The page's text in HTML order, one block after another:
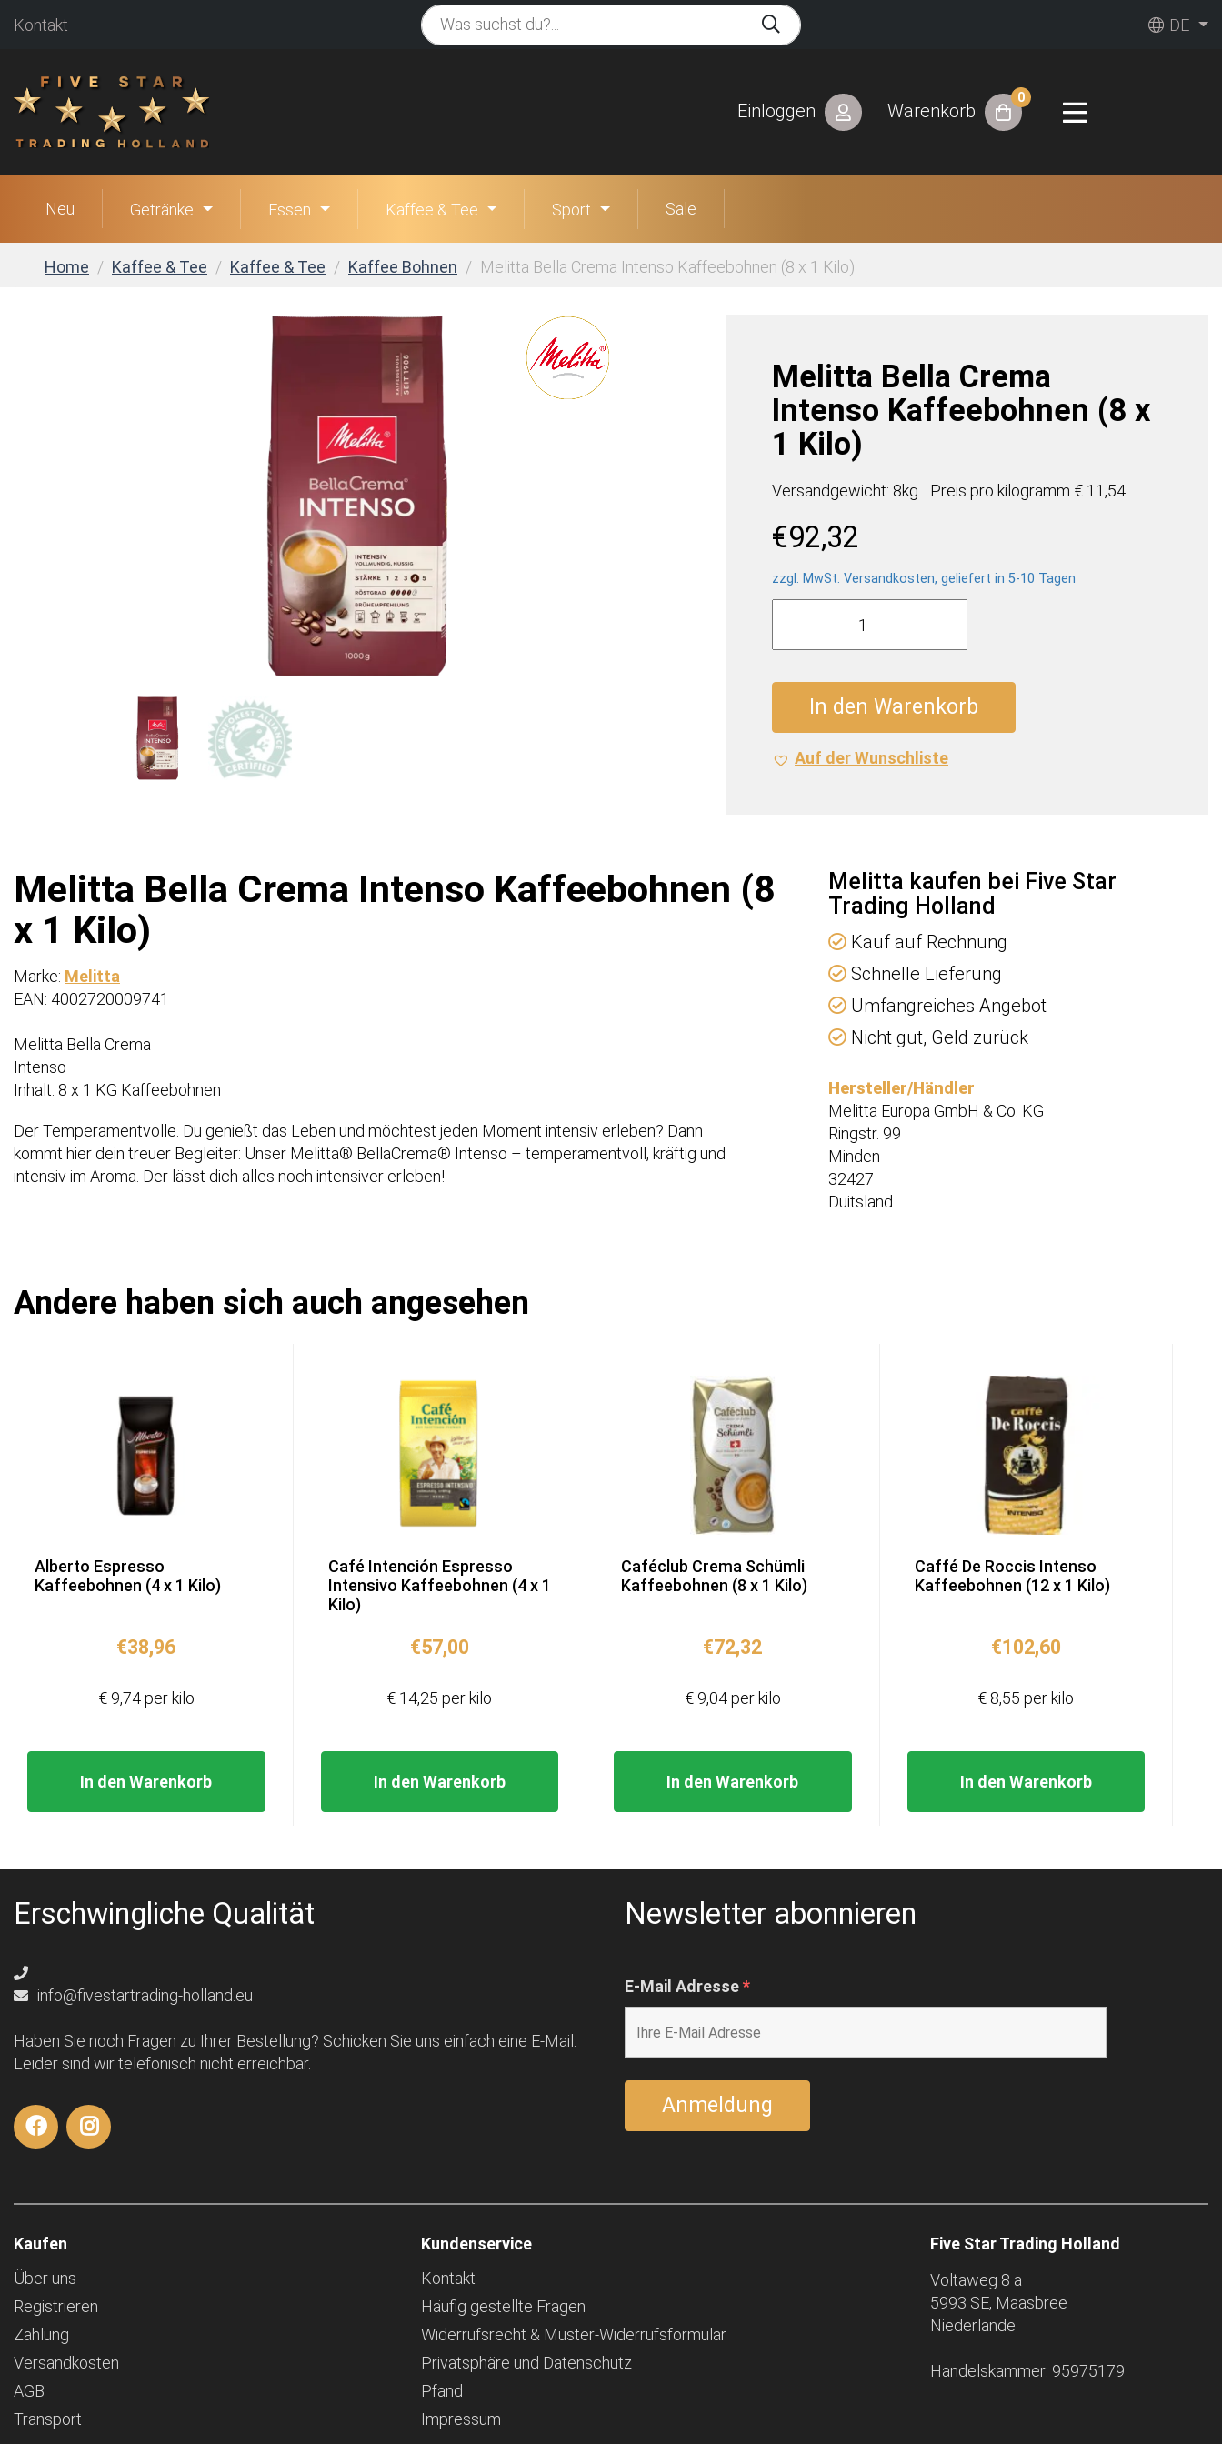
Kontakt DE
Einloggen Warenkorb
0
Neu Getränke Essen Kaffee & Tee Sport Sale
Home Kaffee & Tee Kaffee & Tee Kaffee Bohnen Melitta Bella Crema Intenso Kaffeebohnen (8 x 1 Kilo)
Melitta Bella Crema
Intenso Kaffeebohnen (8 x
1 Kilo)
Versandgewicht: 8kg Preis pro kilogramm € 11,54
€92,32
zzgl. MwSt. Versandkosten, geliefert in 5-10 Tagen
Melitta
Crema
x
1
In den Warenkorb
Auf der Wunschliste
Melitta Bella Crema Intenso Kaffeebohnen (8
x 1 Kilo)
Marke: Melitta
EAN: 4002720009741
Melitta Bella Crema
Intenso
Inhalt: 8 x 1 KG Kaffeebohnen
Der Temperamentvolle. Du genießt das Leben und möchtest jeden Moment intensiv erleben? Dann
kommt hier dein treuer Begleiter: Unser Melitta® BellaCrema® Intenso – temperamentvoll, kräftig und
intensiv im Aroma. Der lässt dich alles noch intensiver erleben!
Melitta kaufen bei Five Star
Trading Holland
Kauf auf Rechnung
Schnelle Lieferung
Umfangreiches Angebot
Nicht gut, Geld zurück
Hersteller/Händler
Melitta Europa GmbH & Co. KG
Ringstr. 99
Minden
32427
Duitsland
Andere haben sich auch angesehen
Alberto Espresso
Kaffeebohnen (4 x 1 Kilo)
€38,96
In den Warenkorb
€ 9,74 per kilo
Café Intención Espresso
Intensivo Kaffeebohnen (4 x 1
Kilo)
€57,00
In den Warenkorb
€ 14,25 per kilo
Caféclub Crema Schümli
Kaffeebohnen (8 x 1 Kilo)
€72,32
In den Warenkorb
€ 9,04 per kilo
Caffé De Roccis Intenso
Kaffeebohnen (12 x 1 Kilo)
€102,60
In den Warenkorb
€ 8,55 per kilo
Erschwingliche Qualität
info@fivestartrading-holland.eu
Haben Sie noch Fragen zu Ihrer Bestellung? Schicken Sie uns einfach eine E-Mail.
Leider sind wir telefonisch nicht erreichbar.
Newsletter abonnieren
E-Mail Adresse*
Kaufen
Über uns
Registrieren
Zahlung
Versandkosten
AGB
Transport
Kundenservice
Kontakt
Häufig gestellte Fragen
Widerrufsrecht & Muster-Widerrufsformular
Privatsphäre und Datenschutz
Pfand
Impressum
Five Star Trading Holland
Voltaweg 8 a
5993 SE, Maasbree
Niederlande
Handelskammer: 95975179